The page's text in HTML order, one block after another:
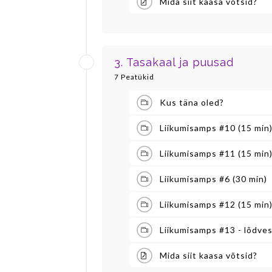
3. Tasakaal ja puusad
7 Peatükid
Kus täna oled?
Liikumisamps #10 (15 min)
Liikumisamps #11 (15 min)
Liikumisamps #6 (30 min)
Liikumisamps #12 (15 min)
Liikumisamps #13 -
Mida siit kaasa võtsid?